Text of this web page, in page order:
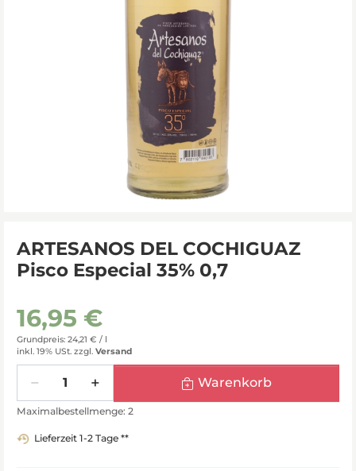
ARTESANOS DEL COCHIGUAZ
Pisco Especial 35% 0,7
16,95 €
Grundpreis: 24,21 € / l
inkl. 19% USt. zzgl. Versand
Warenkorb
Maximalbestellmenge: 2
Lieferzeit 1-2 Tage **